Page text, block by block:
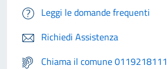
Leggi le domande frequenti
Richiedi Assistenza
Chiama il comune 0119218111